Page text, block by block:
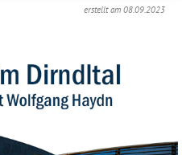
erstellt am 08.09.2023